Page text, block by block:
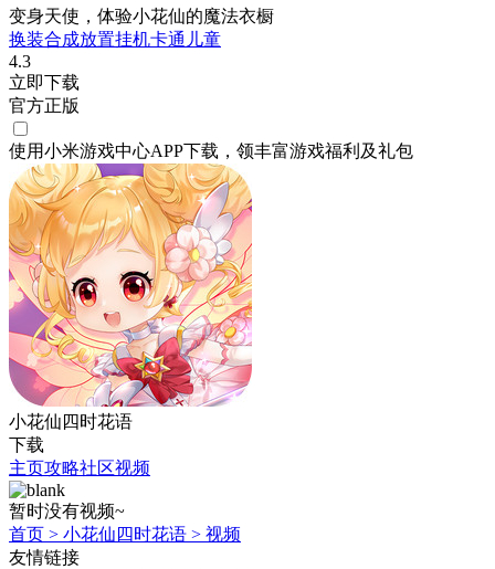
变身天使，体验小花仙的魔法衣橱
换装合成放置挂机卡通 儿童
4.3
立即下载
官方正版
使用小米游戏中心APP下载 ，领丰富游戏福利 及礼包
小花仙四时花语
下载
主页攻略社区视频
暂时没有视频~
首页 > 小花仙四时花语 > 视频
友情链接